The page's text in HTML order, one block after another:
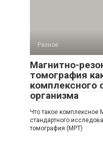
Разное
Магнитно-
томография
комплексного
организма
Что такое комплексное
стандартного
томография (МРТ)